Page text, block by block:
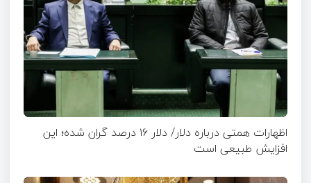
اظهارات همتی درباره دلار/ دلار ۱۶ درصد گران شده؛ این
افزایش طبیعی است